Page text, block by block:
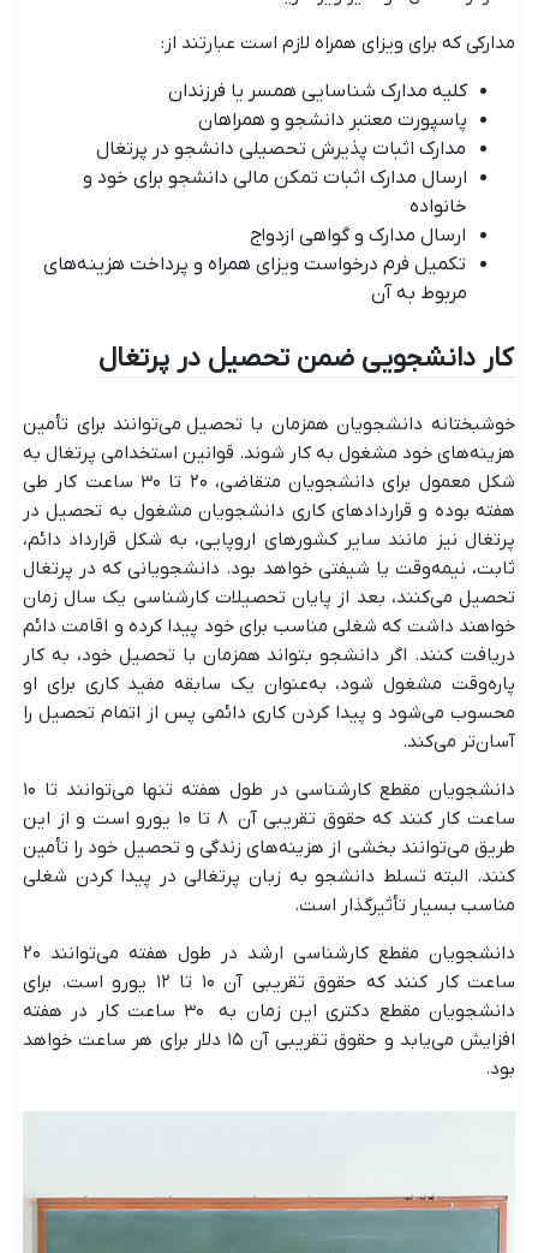
مدارکی که برای ویزای همراه لازم است عبارتند از:
کلیه مدارک شناسایی همسر یا فرزندان
پاسپورت معتبر دانشجو و همراهان
مدارک اثبات پذیرش تحصیلی دانشجو در پرتغال
ارسال مدارک اثبات تمکن مالی دانشجو برای خود و
خانواده
ارسال مدارک و گواهی ازدواج
تکمیل فرم درخواست ویزای همراه و پرداخت هزینه‌های
مربوط به آن
کار دانشجویی ضمن تحصیل در پرتغال
خوشبختانه دانشجویان همزمان با تحصیل می‌توانند برای تأمین
هزینه‌های خود مشغول به کار شوند. قوانین استخدامی پرتغال به
شکل معمول برای دانشجویان متقاضی، ۲۰ تا ۳۰ ساعت کار طی
هفته بوده و قراردادهای کاری دانشجویان مشغول به تحصیل در
پرتغال نیز مانند سایر کشورهای اروپایی، به شکل قرارداد دائم،
ثابت، نیمه‌وقت یا شیفتی خواهد بود. دانشجویانی که در پرتغال
تحصیل می‌کنند، بعد از پایان تحصیلات کارشناسی یک سال زمان
خواهند داشت که شغلی مناسب برای خود پیدا کرده و اقامت دائم
دریافت کنند. اگر دانشجو بتواند همزمان با تحصیل خود، به کار
پاره‌وقت مشغول شود، به‌عنوان یک سابقه مفید کاری برای او
محسوب می‌شود و پیدا کردن کاری دائمی پس از اتمام تحصیل را
آسان‌تر می‌کند.
دانشجویان مقطع کارشناسی در طول هفته تنها می‌توانند تا ۱۰
ساعت کار کنند که حقوق تقریبی آن ۸ تا ۱۰ یورو است و از این
طریق می‌توانند بخشی از هزینه‌های زندگی و تحصیل خود را تأمین
کنند. البته تسلط دانشجو به زبان پرتغالی در پیدا کردن شغلی
مناسب بسیار تأثیرگذار است.
دانشجویان مقطع کارشناسی ارشد در طول هفته می‌توانند ۲۰
ساعت کار کنند که حقوق تقریبی آن ۱۰ تا ۱۲ یورو است. برای
دانشجویان مقطع دکتری این زمان به ۳۰ ساعت کار در هفته
افزایش می‌یابد و حقوق تقریبی آن ۱۵ دلار برای هر ساعت خواهد
بود.